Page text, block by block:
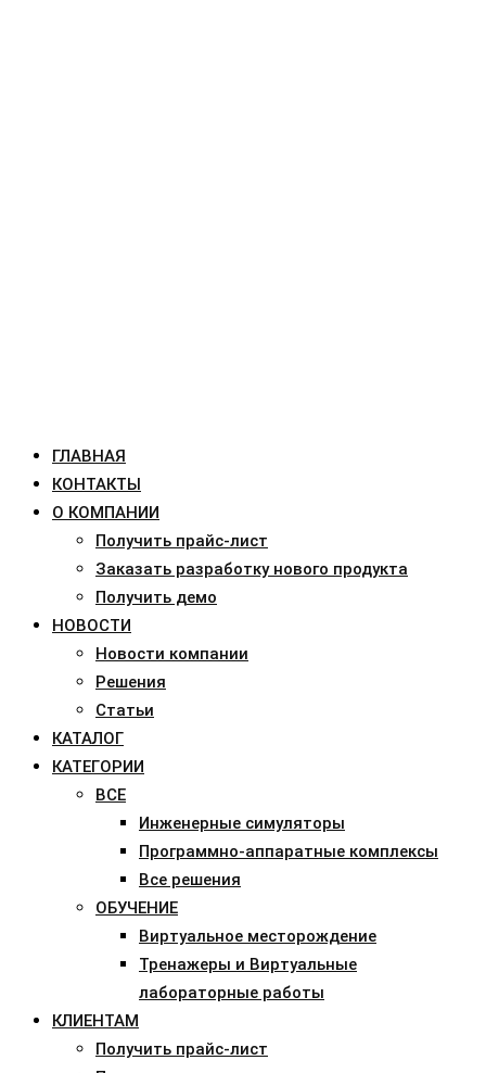
ГЛАВНАЯ
КОНТАКТЫ
О КОМПАНИИ
Получить прайс-лист
Заказать разработку нового продукта
Получить демо
НОВОСТИ
Новости компании
Решения
Статьи
КАТАЛОГ
КАТЕГОРИИ
ВСЕ
Инженерные симуляторы
Программно-аппаратные комплексы
Все решения
ОБУЧЕНИЕ
Виртуальное месторождение
Тренажеры и Виртуальные
лабораторные работы
КЛИЕНТАМ
Получить прайс-лист